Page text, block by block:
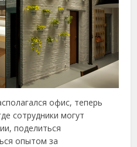
офис, теперь
сотрудники могут
поделиться
опытом за